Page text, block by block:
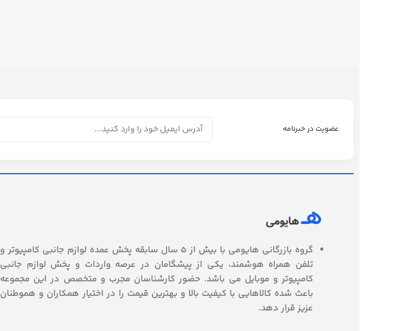
عضویت در خبرنامه
گروه بازرگانی هایومی با بیش از 5 سال سابقه پخش عمده لوازم جانبی کامپیوتر و
تلفن همراه هوشمند، یکی از پیشگامان در عرصه واردات و پخش لوازم جانبی
کامپیوتر و موبایل می باشد. حضور کارشناسان مجرب و متخصص در این مجموعه
باعث شده کالاهایی با کیفیت بالا و بهترین قیمت را در اختیار همکاران و هموطنان
عزیز قرار دهد.